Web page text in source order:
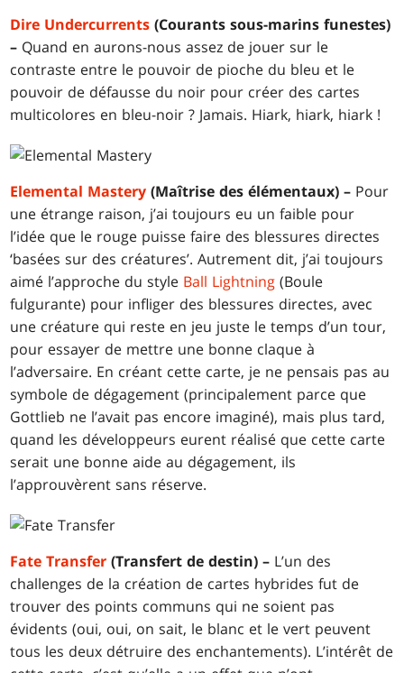
Dire Undercurrents (Courants sous-marins funestes)
– Quand en aurons-nous assez de jouer sur le
contraste entre le pouvoir de pioche du bleu et le
pouvoir de défausse du noir pour créer des cartes
multicolores en bleu-noir ? Jamais. Hiark, hiark, hiark !
Elemental Mastery (Maîtrise des élémentaux) – Pour
une étrange raison, j’ai toujours eu un faible pour
l’idée que le rouge puisse faire des blessures directes
‘basées sur des créatures’. Autrement dit, j’ai toujours
aimé l’approche du style Ball Lightning (Boule
fulgurante) pour infliger des blessures directes, avec
une créature qui reste en jeu juste le temps d’un tour,
pour essayer de mettre une bonne claque à
l’adversaire. En créant cette carte, je ne pensais pas au
symbole de dégagement (principalement parce que
Gottlieb ne l’avait pas encore imaginé), mais plus tard,
quand les développeurs eurent réalisé que cette carte
serait une bonne aide au dégagement, ils
l’approuvèrent sans réserve.
Fate Transfer (Transfert de destin) – L’un des
challenges de la création de cartes hybrides fut de
trouver des points communs qui ne soient pas
évidents (oui, oui, on sait, le blanc et le vert peuvent
tous les deux détruire des enchantements). L’intérêt de